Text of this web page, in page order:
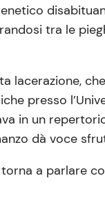
tra le
lacerazione,
presso
in un
dà voce
a parlare